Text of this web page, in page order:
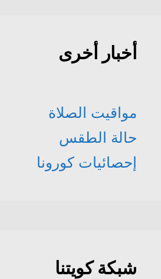
أخبار أخرى
مواقيت الصلاة
حالة الطقس
إحصائيات كورونا
شبكة كويتنا